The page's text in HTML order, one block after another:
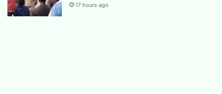
17 hours ago